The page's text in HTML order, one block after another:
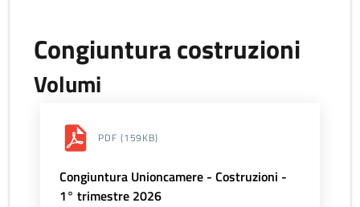
Congiuntura costruzioni
Volumi
PDF (159KB)
Congiuntura Unioncamere - Costruzioni -
1° trimestre 2026